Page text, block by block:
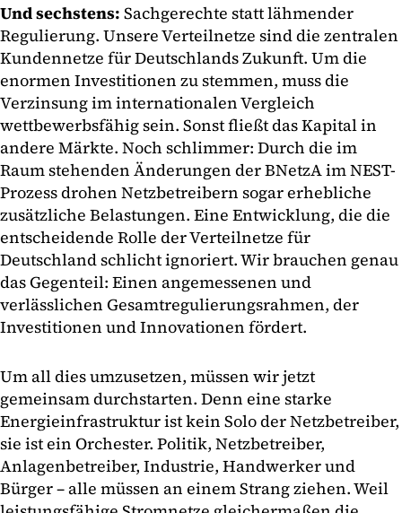
Und sechstens: Sachgerechte statt lähmender
Regulierung. Unsere Verteilnetze sind die zentralen
Kundennetze für Deutschlands Zukunft. Um die
enormen Investitionen zu stemmen, muss die
Verzinsung im internationalen Vergleich
wettbewerbsfähig sein. Sonst fließt das Kapital in
andere Märkte. Noch schlimmer: Durch die im
Raum stehenden Änderungen der BNetzA im NEST-
Prozess drohen Netzbetreibern sogar erhebliche
zusätzliche Belastungen. Eine Entwicklung, die die
entscheidende Rolle der Verteilnetze für
Deutschland schlicht ignoriert. Wir brauchen genau
das Gegenteil: Einen angemessenen und
verlässlichen Gesamtregulierungsrahmen, der
Investitionen und Innovationen fördert.
Um all dies umzusetzen, müssen wir jetzt
gemeinsam durchstarten. Denn eine starke
Energieinfrastruktur ist kein Solo der Netzbetreiber,
sie ist ein Orchester. Politik, Netzbetreiber,
Anlagenbetreiber, Industrie, Handwerker und
Bürger – alle müssen an einem Strang ziehen. Weil